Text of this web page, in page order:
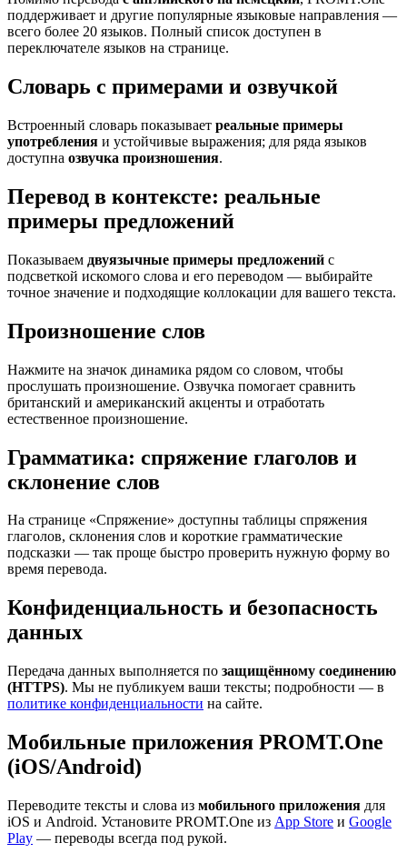
поддерживает и другие популярные языковые направления —
всего более 20 языков. Полный список доступен в
переключателе языков на странице.
Словарь с примерами и озвучкой
Встроенный словарь показывает реальные примеры
употребления и устойчивые выражения; для ряда языков
доступна озвучка произношения.
Перевод в контексте: реальные
примеры предложений
Показываем двуязычные примеры предложений с
подсветкой искомого слова и его переводом — выбирайте
точное значение и подходящие коллокации для вашего текста.
Произношение слов
Нажмите на значок динамика рядом со словом, чтобы
прослушать произношение. Озвучка помогает сравнить
британский и американский акценты и отработать
естественное произношение.
Грамматика: спряжение глаголов и
склонение слов
На странице «Спряжение» доступны таблицы спряжения
глаголов, склонения слов и короткие грамматические
подсказки — так проще быстро проверить нужную форму во
время перевода.
Конфиденциальность и безопасность
данных
Передача данных выполняется по защищённому соединению
(HTTPS). Мы не публикуем ваши тексты; подробности — в
политике конфиденциальности на сайте.
Мобильные приложения PROMT.One
(iOS/Android)
Переводите тексты и слова из мобильного приложения для
iOS и Android. Установите PROMT.One из App Store и Google
Play — переводы всегда под рукой.